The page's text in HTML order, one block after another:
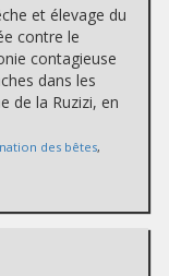
et élevage du
contre le
contagieuse
dans les
de la Ruzizi, en
des bêtes,